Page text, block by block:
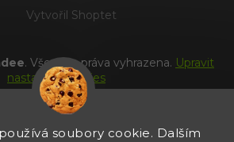
soubory cookie. Dalším
Vytvořil Shoptet
. Všechna práva vyhrazena. Upravit
nastavení cookies